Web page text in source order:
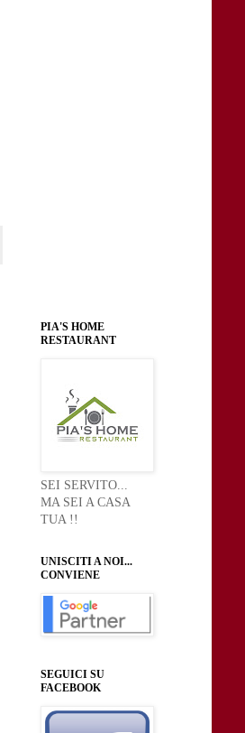
PIA'S HOME
RESTAURANT
SEI SERVITO...
MA SEI A CASA
TUA !!
UNISCITI A NOI...
CONVIENE
SEGUICI SU
FACEBOOK